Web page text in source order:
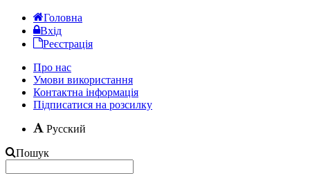
Головна
Вхід
Реєстрація
Про нас
Умови використання
Контактна інформація
Підписатися на розсилку
Русский
Пошук